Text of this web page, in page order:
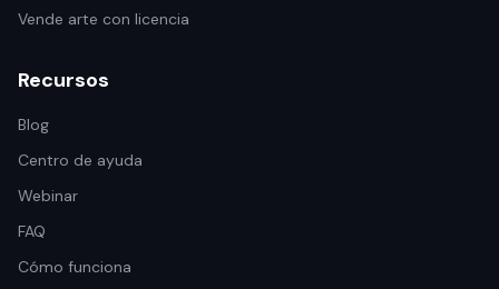
Vende arte con licencia
Recursos
Blog
Centro de ayuda
Webinar
FAQ
Cómo funciona